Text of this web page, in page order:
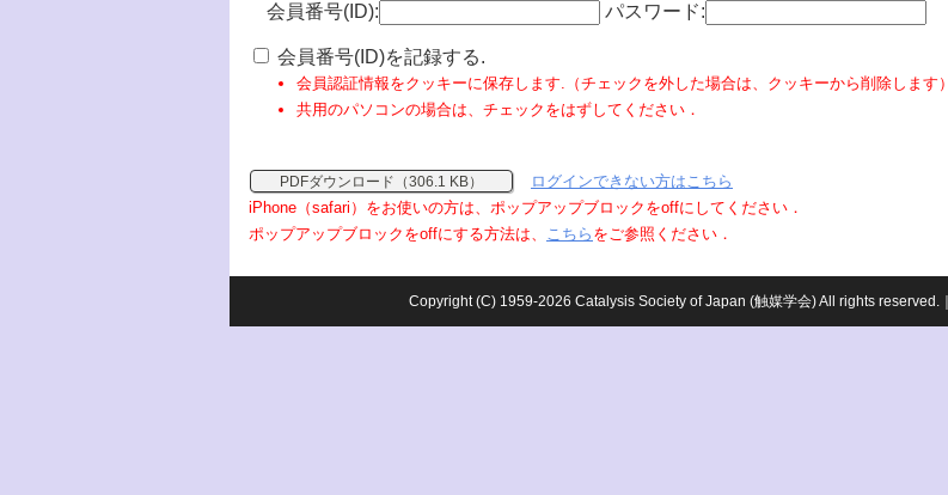
会員番号(ID): パスワード:
会員番号(ID)を記録する.
会員認証情報をクッキーに保存します.（チェックを外した場合は、クッキーから削除します）
共用のパソコンの場合は、チェックをはずしてください．
PDFダウンロード（306.1 KB）
ログインできない方はこちら
iPhone（safari）をお使いの方は、ポップアップブロックをoffにしてください．
ポップアップブロックをoffにする方法は、 こちら をご参照ください．
Copyright (C) 1959-2026 Catalysis Society of Japan (触媒学会) All rights reserved.